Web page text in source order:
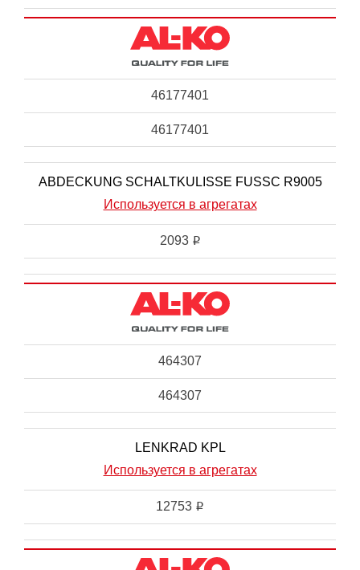
46177401
46177401
ABDECKUNG SCHALTKULISSE FUSSC R9005
Используется в агрегатах
2093 i
464307
464307
LENKRAD KPL
Используется в агрегатах
12753 i